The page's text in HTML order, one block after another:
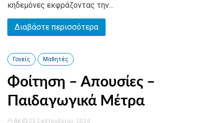
κηδεμόνες εκφράζοντας την...
Διαβάστε περισσότερα
Γονείς Μαθητές
Φοίτηση – Απουσίες –
Παιδαγωγικά Μέτρα
AK 23 Σεπτεμβρίου, 2024